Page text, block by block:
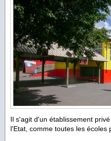
Il s'agit d'un établissement
l'Etat, comme toutes les écoles